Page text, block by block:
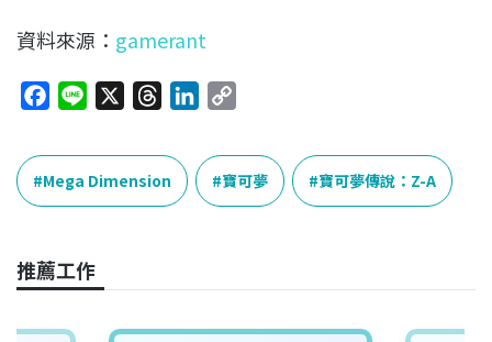
資料來源： gamerant
c
e
b
o
k
n
e
r
e
a
n
e
n
p
y
L
k
Mega Dimension 寶可夢 寶可夢傳說：Z-A
推薦工作